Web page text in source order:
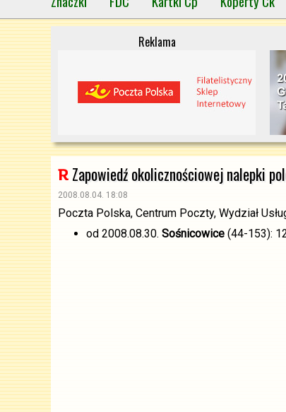
Reklama
Zapowiedź okolicznościowej nalepki
2008.08.04. 18:08
Poczta Polska, Centrum Poczty, Wydział
od 2008.08.30. Sośnicowice (44-153):